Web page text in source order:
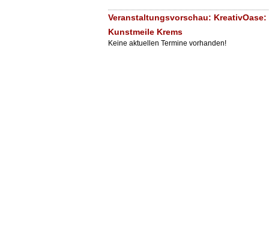
Veranstaltungsvorschau:
Kunstmeile Krems
Keine aktuellen Termine vorhanden!